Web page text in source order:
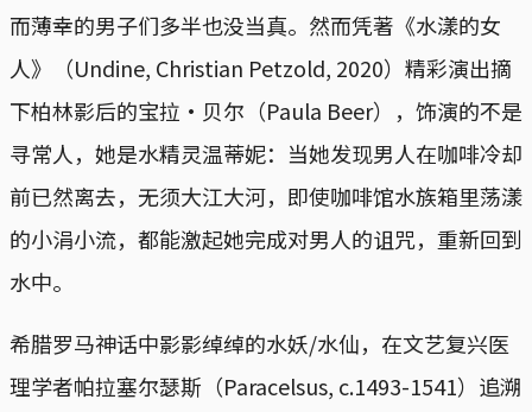
而薄幸的男子们多半也没当真。然而凭著《水漾的女
人》（Undine, Christian Petzold, 2020）精彩演出摘
下柏林影后的宝拉·贝尔（Paula Beer），饰演的不是
寻常人，她是水精灵温蒂妮：当她发现男人在咖啡冷却
前已然离去，无须大江大河，即使咖啡馆水族箱里荡漾
的小涓小流，都能激起她完成对男人的诅咒，重新回到
水中。
希腊罗马神话中影影绰绰的水妖/水仙，在文艺复兴医
理学者帕拉塞尔瑟斯（Paracelsus, c.1493-1541）追溯